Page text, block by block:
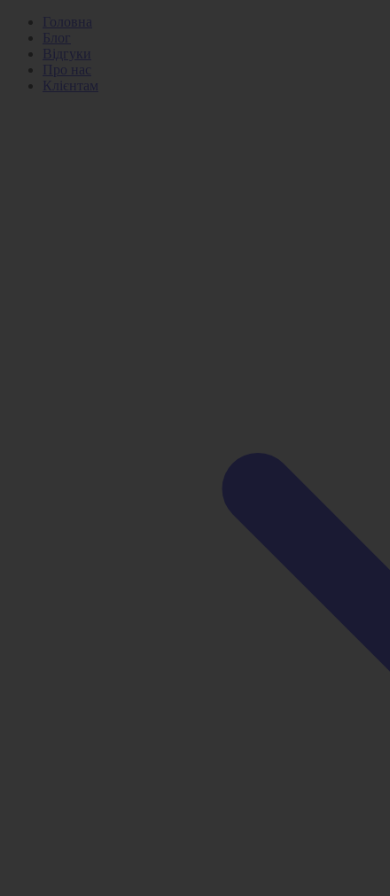
Головна
Блог
Відгуки
Про нас
Клієнтам